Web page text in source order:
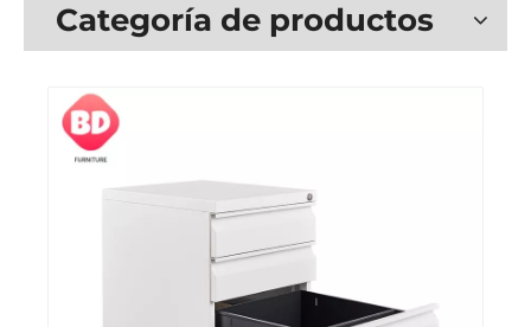
Categoría de productos